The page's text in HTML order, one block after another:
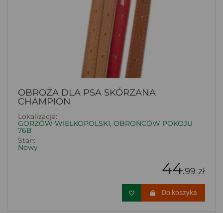
OBROŻA DLA PSA SKÓRZANA
CHAMPION
Lokalizacja:
GORZÓW WIELKOPOLSKI, OBROŃCÓW POKOJU
76B
Stan:
Nowy
44.99 zł
Do koszyka